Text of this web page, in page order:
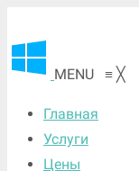
MENU ≡ ╳
Главная
Услуги
Цены